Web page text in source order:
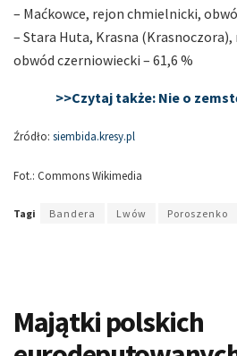
– Maćkowce, rejon chmielnicki,
– Stara Huta, Krasna
obwód czerniowiecki – 61,6 %
>>Czytaj także: Nie o
Źródło: siembida.kresy.pl
Fot.: Commons Wikimedia
Tagi Bandera Lwów Poroszenko
Majątki polskich